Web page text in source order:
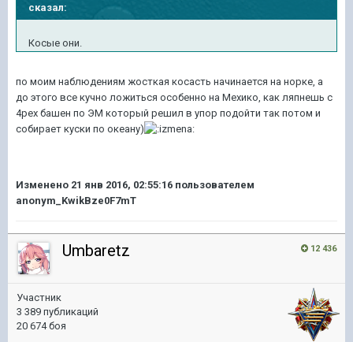
сказал:
Косые они.
по моим наблюдениям жосткая косасть начинается на норке, а
до этого все кучно ложиться особенно на Мехико, как ляпнешь с
4рех башен по ЭМ который решил в упор подойти так потом и
собирает куски по океану)
Изменено 21 янв 2016, 02:55:16 пользователем
anonym_KwikBze0F7mT
12 436
Umbaretz
Участник
3 389 публикаций
20 674 боя